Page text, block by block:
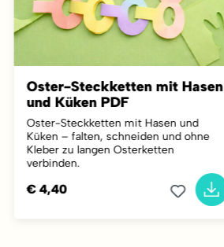
Oster-Steckketten mit Hasen
und Küken PDF
Oster-Steckketten mit Hasen und
Küken – falten, schneiden und ohne
Kleber zu langen Osterketten
verbinden.
€ 4,40